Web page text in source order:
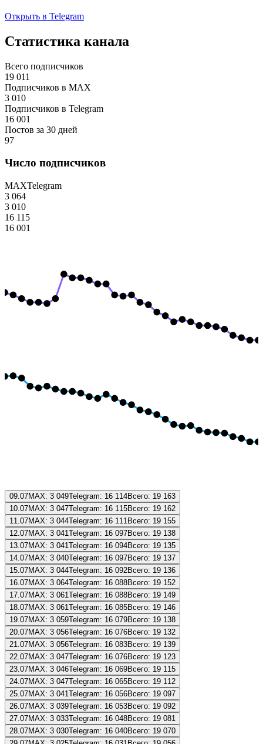
Открыть в Telegram
Статистика канала
Всего подписчиков
19 011
Подписчиков в MAX
3 010
Подписчиков в Telegram
16 001
Постов за 30 дней
97
Число подписчиков
MAXTelegram
3 064
3 010
16 115
16 001
09.07MAX: 3 049Telegram: 16 114Всего: 19 163
10.07MAX: 3 047Telegram: 16 115Всего: 19 162
11.07MAX: 3 044Telegram: 16 111Всего: 19 155
12.07MAX: 3 041Telegram: 16 097Всего: 19 138
13.07MAX: 3 041Telegram: 16 094Всего: 19 135
14.07MAX: 3 040Telegram: 16 097Всего: 19 137
15.07MAX: 3 044Telegram: 16 092Всего: 19 136
16.07MAX: 3 064Telegram: 16 088Всего: 19 152
17.07MAX: 3 061Telegram: 16 088Всего: 19 149
18.07MAX: 3 061Telegram: 16 085Всего: 19 146
19.07MAX: 3 059Telegram: 16 079Всего: 19 138
20.07MAX: 3 056Telegram: 16 076Всего: 19 132
21.07MAX: 3 056Telegram: 16 083Всего: 19 139
22.07MAX: 3 047Telegram: 16 076Всего: 19 123
23.07MAX: 3 046Telegram: 16 069Всего: 19 115
24.07MAX: 3 047Telegram: 16 065Всего: 19 112
25.07MAX: 3 041Telegram: 16 056Всего: 19 097
26.07MAX: 3 039Telegram: 16 053Всего: 19 092
27.07MAX: 3 033Telegram: 16 048Всего: 19 081
28.07MAX: 3 030Telegram: 16 040Всего: 19 070